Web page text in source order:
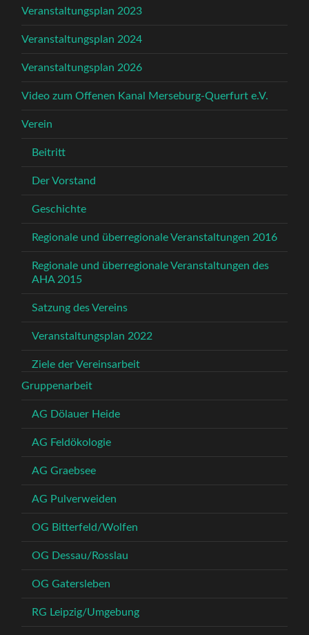
Veranstaltungsplan 2023
Veranstaltungsplan 2024
Veranstaltungsplan 2026
Video zum Offenen Kanal Merseburg-Querfurt e.V.
Verein
Beitritt
Der Vorstand
Geschichte
Regionale und überregionale Veranstaltungen 2016
Regionale und überregionale Veranstaltungen des
AHA 2015
Satzung des Vereins
Veranstaltungsplan 2022
Ziele der Vereinsarbeit
Gruppenarbeit
AG Dölauer Heide
AG Feldökologie
AG Graebsee
AG Pulverweiden
OG Bitterfeld/Wolfen
OG Dessau/Rosslau
OG Gatersleben
RG Leipzig/Umgebung